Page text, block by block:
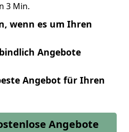
3 Min.
wenn es um Ihren
Angebote
Angebot für Ihren
Angebote